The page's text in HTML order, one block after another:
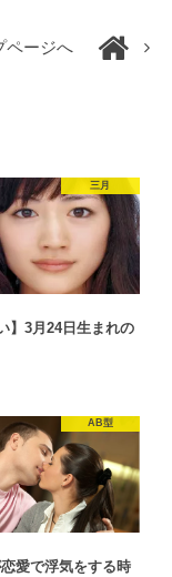
ページへ
三月
】3月24日生まれの
AB型
愛で浮気をする時